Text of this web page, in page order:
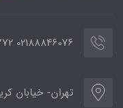
02188846076 09197798772
تهران- خیابان